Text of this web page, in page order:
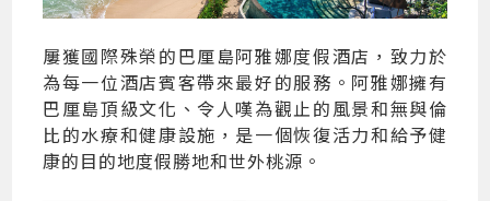
屢獲國際殊榮的巴厘島阿雅娜度假酒店，致力於
為每一位酒店賓客帶來最好的服務。阿雅娜擁有
巴厘島頂級文化、令人嘆為觀止的風景和無與倫
比的水療和健康設施，是一個恢復活力和給予健
康的目的地度假勝地和世外桃源。